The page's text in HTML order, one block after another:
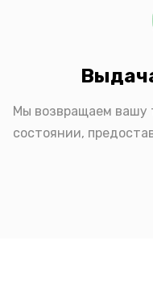
Мы возвращаем вашу
состоянии,